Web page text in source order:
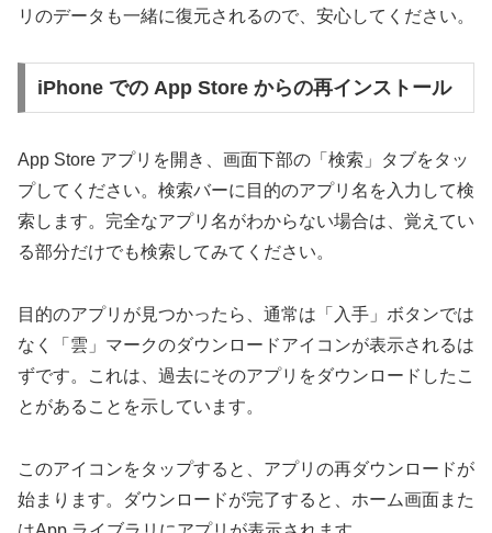
リのデータも一緒に復元されるので、安心してください。
iPhone での App Store からの再インストール
App Store アプリを開き、画面下部の「検索」タブをタッ
プしてください。検索バーに目的のアプリ名を入力して検
索します。完全なアプリ名がわからない場合は、覚えてい
る部分だけでも検索してみてください。
目的のアプリが見つかったら、通常は「入手」ボタンでは
なく「雲」マークのダウンロードアイコンが表示されるは
ずです。これは、過去にそのアプリをダウンロードしたこ
とがあることを示しています。
このアイコンをタップすると、アプリの再ダウンロードが
始まります。ダウンロードが完了すると、ホーム画面また